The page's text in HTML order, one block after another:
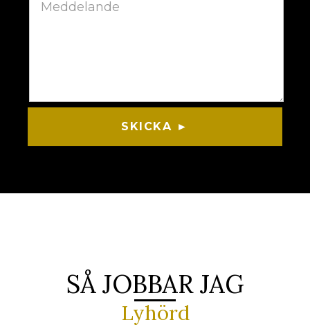
SKICKA ►
SÅ JOBBAR JAG
Lyhörd